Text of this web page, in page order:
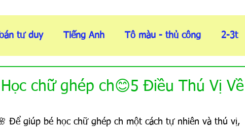
tư duy Tiếng Anh Tô màu - thủ công 2-3t
Tài liệu VIP Thông báo HOT FIle tổng hợp
chữ ghép ch😊5 Điều Thú Vị Về
Để giúp bé học chữ ghép ch một cách tự nhiên và thú vị,